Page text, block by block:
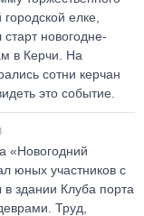
елке,
новогодне-
в Керчи. На
сотни керчан
это событие.
«Новогодний
юных участников с
здании Клуба порта
Труд,